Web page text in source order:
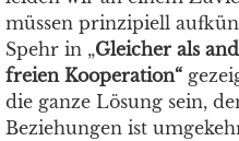
müssen prinzipiell
Spehr in „Gleicher als
freien Kooperation“
die ganze Lösung sein,
Beziehungen ist